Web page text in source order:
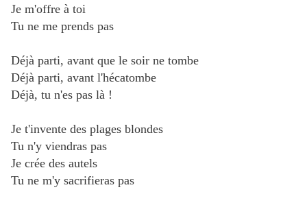
Je m'offre à toi
Tu ne me prends pas
Déjà parti, avant que le soir ne tombe
Déjà parti, avant l'hécatombe
Déjà, tu n'es pas là !
Je t'invente des plages blondes
Tu n'y viendras pas
Je crée des autels
Tu ne m'y sacrifieras pas